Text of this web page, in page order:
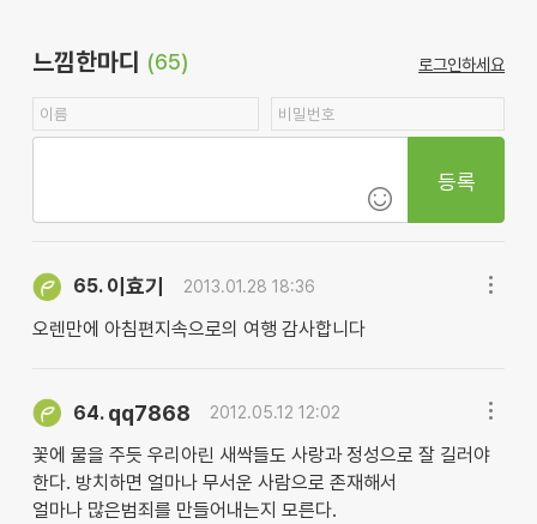
느낌한마디 (65) 로그인하세요
등록
65. 이효기 2013.01.28 18:36
오렌만에 아침편지속으로의 여행 감사합니다
64. qq7868 2012.05.12 12:02
꽃에 물을 주듯 우리아린 새싹들도 사랑과 정성으로 잘 길러야
한다. 방치하면 얼마나 무서운 사람으로 존재해서
얼마나 많은범죄를 만들어내는지 모른다.